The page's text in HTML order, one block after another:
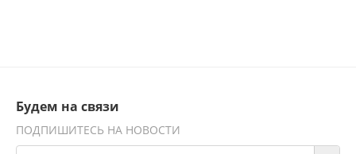
Будем на связи
ПОДПИШИТЕСЬ НА НОВОСТИ